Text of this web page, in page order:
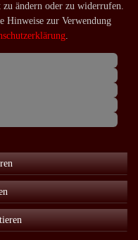
ändern oder zu widerrufen.
Hinweise zur Verwendung
.